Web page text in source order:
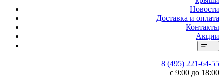
Новости
Доставка и оплата
Контакты
Акции
8 (495) 221-64-55
с 9:00 до 18:00